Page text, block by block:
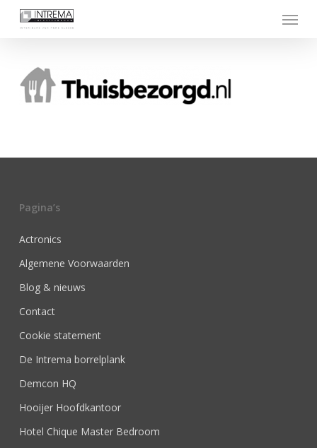
Menu
Pagina’s
Actronics
Algemene Voorwaarden
Blog & nieuws
Contact
Cookie statement
De Intrema borrelplank
Demcon HQ
Hooijer Hoofdkantoor
Hotel Chique Master Bedroom